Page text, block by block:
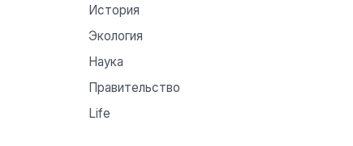
История
Экология
Наука
Правительство
Life